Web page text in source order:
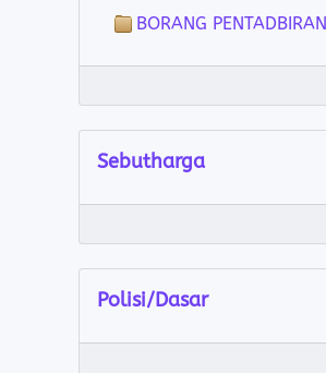
BORANG PENTADBIRAN
Sebutharga
Polisi/Dasar